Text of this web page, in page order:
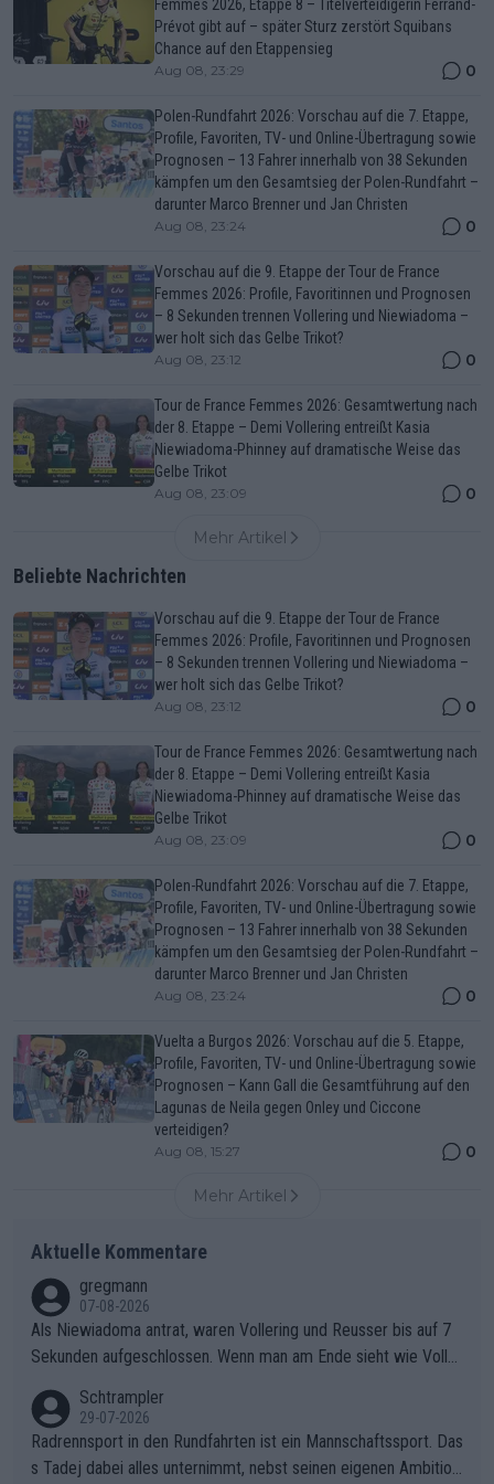
Femmes 2026, Etappe 8 – Titelverteidigerin Ferrand-
Prévot gibt auf – später Sturz zerstört Squibans
Chance auf den Etappensieg
Aug 08, 23:29 0
Polen-Rundfahrt 2026: Vorschau auf die 7. Etappe,
Profile, Favoriten, TV- und Online-Übertragung sowie
Prognosen – 13 Fahrer innerhalb von 38 Sekunden
kämpfen um den Gesamtsieg der Polen-Rundfahrt –
darunter Marco Brenner und Jan Christen
Aug 08, 23:24 0
Vorschau auf die 9. Etappe der Tour de France
Femmes 2026: Profile, Favoritinnen und Prognosen
– 8 Sekunden trennen Vollering und Niewiadoma –
wer holt sich das Gelbe Trikot?
Aug 08, 23:12 0
Tour de France Femmes 2026: Gesamtwertung nach
der 8. Etappe – Demi Vollering entreißt Kasia
Niewiadoma-Phinney auf dramatische Weise das
Gelbe Trikot
Aug 08, 23:09 0
Mehr Artikel
Beliebte Nachrichten
Vorschau auf die 9. Etappe der Tour de France
Femmes 2026: Profile, Favoritinnen und Prognosen
– 8 Sekunden trennen Vollering und Niewiadoma –
wer holt sich das Gelbe Trikot?
Aug 08, 23:12 0
Tour de France Femmes 2026: Gesamtwertung nach
der 8. Etappe – Demi Vollering entreißt Kasia
Niewiadoma-Phinney auf dramatische Weise das
Gelbe Trikot
Aug 08, 23:09 0
Polen-Rundfahrt 2026: Vorschau auf die 7. Etappe,
Profile, Favoriten, TV- und Online-Übertragung sowie
Prognosen – 13 Fahrer innerhalb von 38 Sekunden
kämpfen um den Gesamtsieg der Polen-Rundfahrt –
darunter Marco Brenner und Jan Christen
Aug 08, 23:24 0
Vuelta a Burgos 2026: Vorschau auf die 5. Etappe,
Profile, Favoriten, TV- und Online-Übertragung sowie
Prognosen – Kann Gall die Gesamtführung auf den
Lagunas de Neila gegen Onley und Ciccone
verteidigen?
Aug 08, 15:27 0
Mehr Artikel
Aktuelle Kommentare
gregmann
07-08-2026
Als Niewiadoma antrat, waren Vollering und Reusser bis auf 7
Sekunden aufgeschlossen. Wenn man am Ende sieht wie Voller
ering die 7 Sekunden zu Niewiadoma nicht geschlossen hat un
d den Abstand hat anwachsen lassen. Ein schwerer taktischer
Fehler, der den Tour Sieg kosten wird.Diese Beobachtung trifft
Schtrampler
29-07-2026
Radrennsport in den Rundfahrten ist ein Mannschaftssport. Das
s Tadej dabei alles unternimmt, nebst seinen eigenen Ambition